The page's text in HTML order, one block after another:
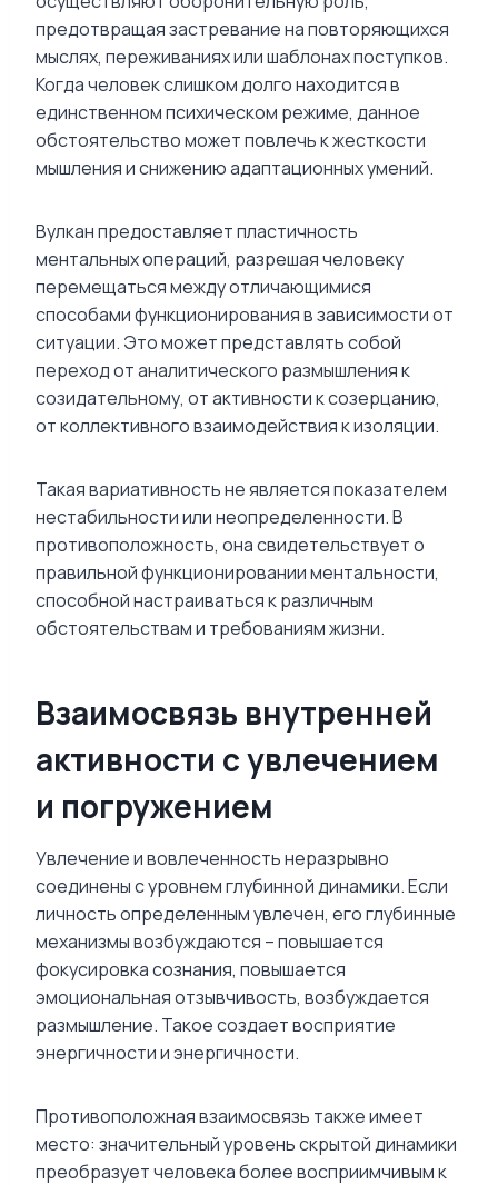
предотвращая застревание на повторяющихся
мыслях, переживаниях или шаблонах поступков.
Когда человек слишком долго находится в
единственном психическом режиме, данное
обстоятельство может повлечь к жесткости
мышления и снижению адаптационных умений.
Вулкан предоставляет пластичность
ментальных операций, разрешая человеку
перемещаться между отличающимися
способами функционирования в зависимости от
ситуации. Это может представлять собой
переход от аналитического размышления к
созидательному, от активности к созерцанию,
от коллективного взаимодействия к изоляции.
Такая вариативность не является показателем
нестабильности или неопределенности. В
противоположность, она свидетельствует о
правильной функционировании ментальности,
способной настраиваться к различным
обстоятельствам и требованиям жизни.
Взаимосвязь внутренней
активности с увлечением
и погружением
Увлечение и вовлеченность неразрывно
соединены с уровнем глубинной динамики. Если
личность определенным увлечен, его глубинные
механизмы возбуждаются – повышается
фокусировка сознания, повышается
эмоциональная отзывчивость, возбуждается
размышление. Такое создает восприятие
энергичности и энергичности.
Противоположная взаимосвязь также имеет
место: значительный уровень скрытой динамики
преобразует человека более восприимчивым к